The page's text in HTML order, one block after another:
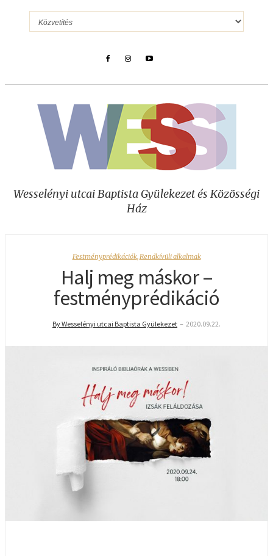
Wesselényi utcai Baptista Gyülekezet és Közösségi
Ház
Festményprédikációk,Rendkívüli alkalmak
Halj meg máskor –
festményprédikáció
By Wesselényi utcai Baptista Gyülekezet – 2020.09.22.